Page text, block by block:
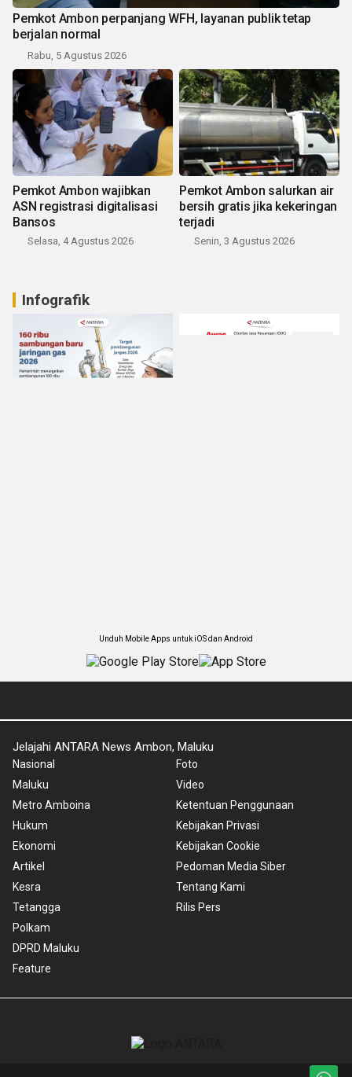
Pemkot Ambon perpanjang WFH, layanan publik tetap
berjalan normal
Rabu, 5 Agustus 2026
Pemkot Ambon wajibkan
ASN registrasi digitalisasi
Bansos
Selasa, 4 Agustus 2026
Pemkot Ambon salurkan air
bersih gratis jika kekeringan
terjadi
Senin, 3 Agustus 2026
Infografik
Unduh Mobile Apps untuk iOS dan Android
Jelajahi ANTARA News Ambon, Maluku
Nasional
Maluku
Metro Amboina
Hukum
Ekonomi
Artikel
Kesra
Tetangga
Polkam
DPRD Maluku
Feature
Foto
Video
Ketentuan Penggunaan
Kebijakan Privasi
Kebijakan Cookie
Pedoman Media Siber
Tentang Kami
Rilis Pers